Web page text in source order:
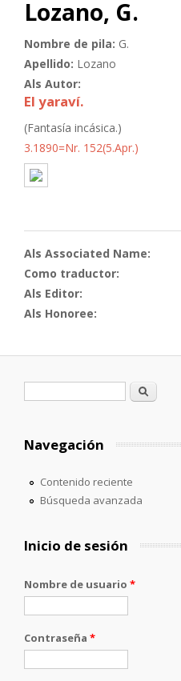
Lozano, G.
Nombre de pila: G.
Apellido: Lozano
Als Autor:
El yaraví.
(Fantasía incásica.)
3.1890=Nr. 152(5.Apr.)
Als Associated Name:
Como traductor:
Als Editor:
Als Honoree:
Formulario de búsqueda
Buscar
Navegación
Contenido reciente
Búsqueda avanzada
Inicio de sesión
Nombre de usuario *
Contraseña *